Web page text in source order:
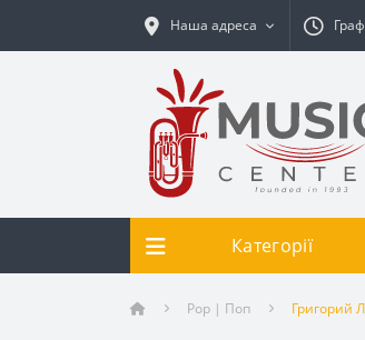
Наша адреса
Категорії
Pop | Поп Григорий